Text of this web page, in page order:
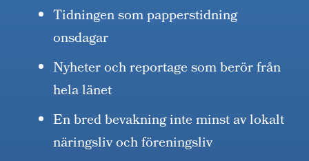
Tidningen som papperstidning
onsdagar
Nyheter och reportage som berör från
hela länet
En bred bevakning inte minst av lokalt
näringsliv och föreningsliv